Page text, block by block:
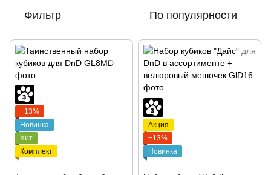
Фильтр По популярности
−13%
Новинка
Хит
Комплект
Акция
−13%
Новинка